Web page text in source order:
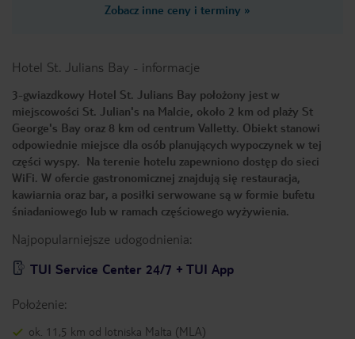
Zobacz inne ceny i terminy »
Hotel St. Julians Bay - informacje
3-gwiazdkowy Hotel St. Julians Bay położony jest w
miejscowości St. Julian's na Malcie, około 2 km od plaży St
George's Bay oraz 8 km od centrum Valletty. Obiekt stanowi
odpowiednie miejsce dla osób planujących wypoczynek w tej
części wyspy. Na terenie hotelu zapewniono dostęp do sieci
WiFi. W ofercie gastronomicznej znajdują się restauracja,
kawiarnia oraz bar, a posiłki serwowane są w formie bufetu
śniadaniowego lub w ramach częściowego wyżywienia.
Najpopularniejsze udogodnienia:
TUI Service Center 24/7 + TUI App
Położenie:
ok. 11,5 km od lotniska Malta (MLA)